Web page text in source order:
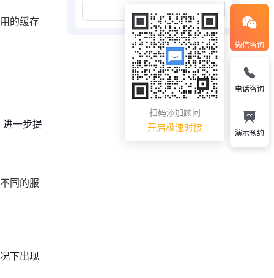
的缓存
一步提
同的服
下出现
微信咨询
扫码添加顾问
开启极速对接
电话咨询
演示预约